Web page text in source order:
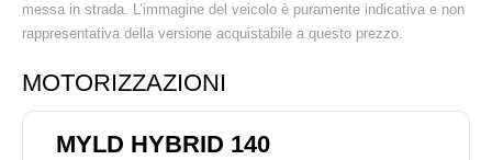
messa in strada. L’immagine del veicolo è puramente indicativa e non
rappresentativa della versione acquistabile a questo prezzo.
MOTORIZZAZIONI
MYLD HYBRID 140